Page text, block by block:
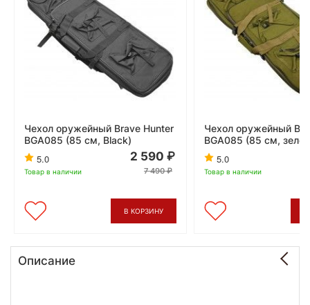
Чехол оружейный Brave Hunter
BGA085 (85 см, Black)
5.0
Товар в наличии
2 590
7 490
В КОРЗИНУ
Чехол оружейный
BGA085 (85 см,
5.0
Товар в наличии
Описание